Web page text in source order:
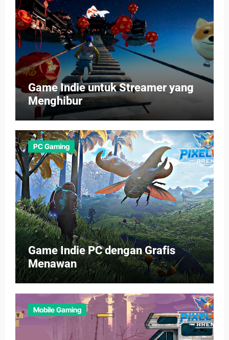
Game Indie untuk Streamer yang
Menghibur
PC Gaming
Game Indie PC dengan Grafis
Menawan
Mobile Gaming